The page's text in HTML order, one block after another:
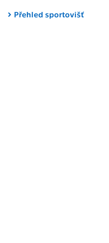
Přehled sportovišť